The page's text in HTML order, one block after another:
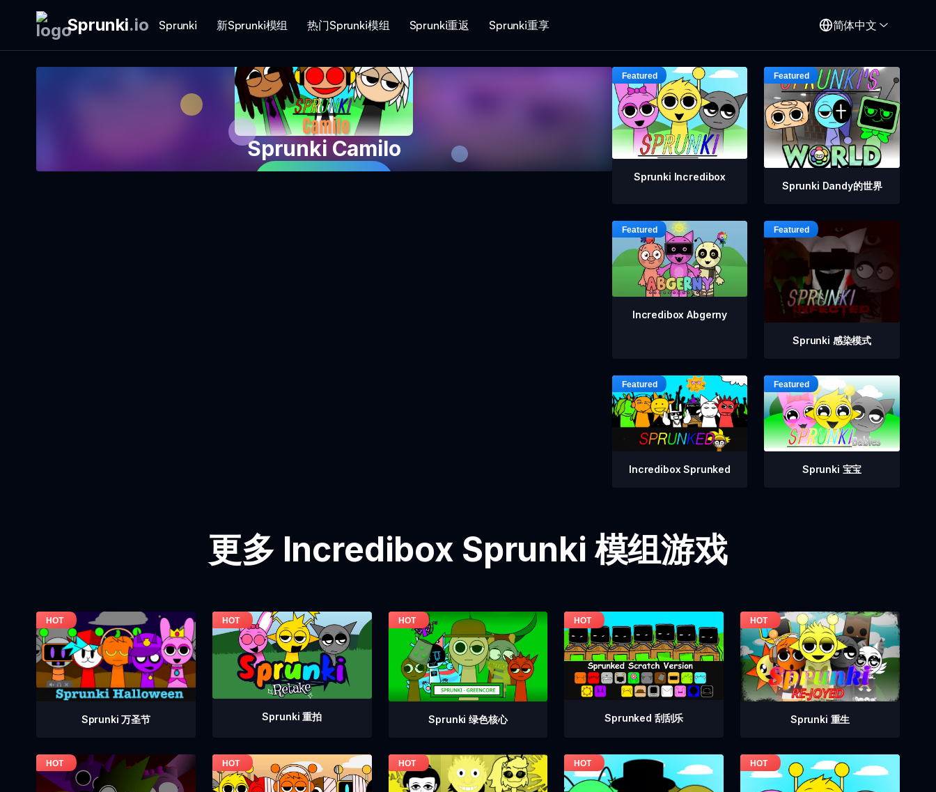
Sprunki.io Sprunki 新Sprunki模组 热门Sprunki模组 Sprunki重返 Sprunki重享 简体中文
Sprunki Camilo
Sprunki Incredibox
Sprunki Dandy的世界
Incredibox Abgerny
Sprunki 感染模式
Incredibox Sprunked Sprunki 宝宝
更多 Incredibox Sprunki 模组游戏
Sprunki 万圣节 Sprunki 重拍 Sprunki 绿色核心 Sprunked 刮刮乐 Sprunki 重生